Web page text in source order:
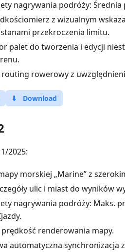
nagrywania podróży: Średnia
z wizualnym
przekroczenia limitu.
palet do tworzenia i edycji
routing rowerowy z
⬇ Download
2025:
morskiej „Marine” z
ulic i miast do wyników
nagrywania podróży: Maks.
renderowania mapy.
automatyczna synchronizacja